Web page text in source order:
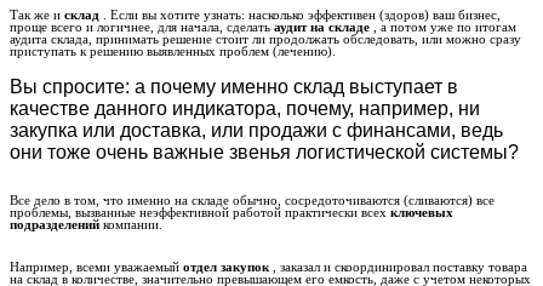
Так же и склад
. Если вы хотите узнать: насколько эффективен (здоров) ваш бизнес,
проще всего и логичнее, для начала, сделать аудит на складе
, а потом уже по итогам
аудита склада, принимать решение стоит ли продолжать обследовать, или можно сразу
приступать к решению выявленных проблем (лечению).
Вы спросите: а почему именно склад выступает в
качестве данного индикатора, почему, например, ни
закупка или доставка, или продажи с финансами, ведь
они тоже очень важные звенья логистической системы?
Все дело в том, что именно на складе обычно, сосредоточиваются (сливаются) все
проблемы, вызванные неэффективной работой практически всех ключевых
подразделений компании.
Например, всеми уважаемый отдел закупок
, заказал и скоординировал поставку товара
на склад в количестве, значительно превышающем его емкость, даже с учетом некоторых